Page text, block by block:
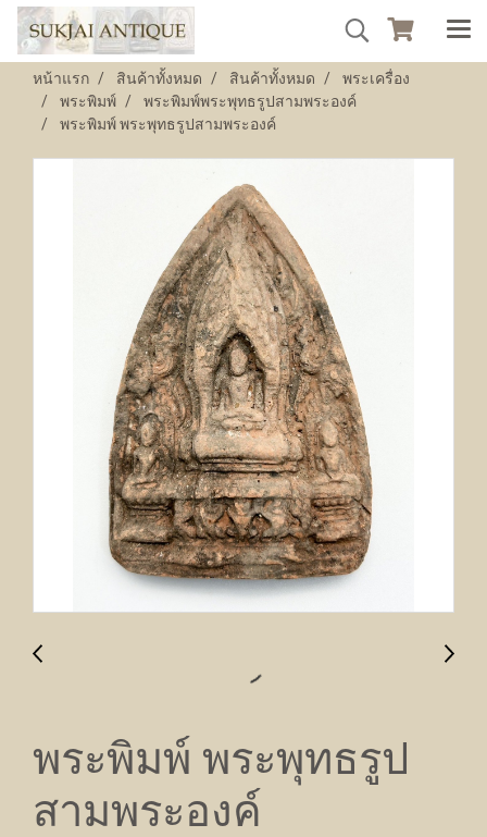
หน้าแรก สินค้าทั้งหมด สินค้าทั้งหมด
พระเครื่อง
พระพิมพ์
พระพิมพ์พระพุทธรูปสามพระองค์
พระพิมพ์ พระพุทธรูปสามพระองค์
พระพิมพ์ พระพุทธรูป
สามพระองค์